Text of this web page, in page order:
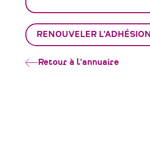
Patrimoine-
Environnement
sur
Facebook
Patrimoine-
Environnement
sur
Linkedin
Patrimoine-
Environnement
par
Email
lien
RENOUVELER L'ADHÉSION
Retour à l'annuaire